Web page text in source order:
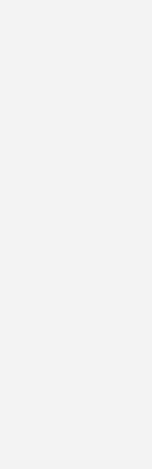
folgende drei
(Zwei-Tages-
für
etc.).
Anmeldungen